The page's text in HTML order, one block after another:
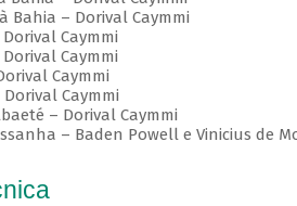
à Bahia – Dorival Caymmi
Caymmi
Caymmi
Caymmi
Caymmi
– Dorival Caymmi
– Baden Powell e Vinicius de